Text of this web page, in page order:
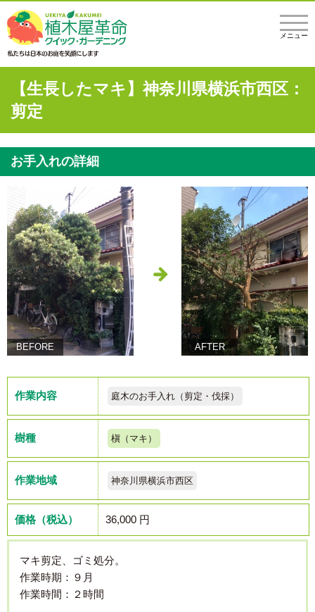
メニュー
【生長したマキ】神奈川県横浜市西区：
剪定
お手入れの詳細
BEFORE AFTER
作業内容 庭木のお手入れ（剪定・伐採）
樹種 槇（マキ）
作業地域 神奈川県横浜市西区
価格（税込） 36,000 円
マキ剪定、ゴミ処分。
作業時期：９月
作業時間：２時間